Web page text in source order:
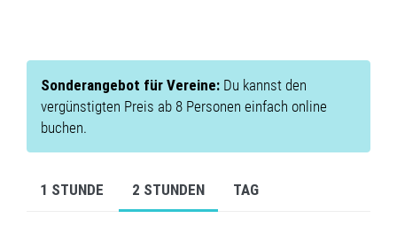
Sonderangebot für Vereine: Du kannst den
vergünstigten Preis ab 8 Personen einfach online
buchen.
1 STUNDE 2 STUNDEN TAG